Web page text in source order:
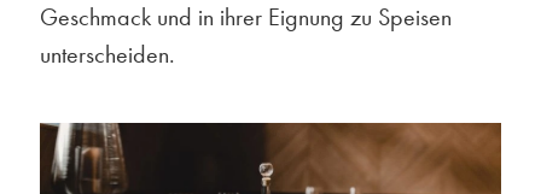
Geschmack und in ihrer Eignung zu Speisen
unterscheiden.